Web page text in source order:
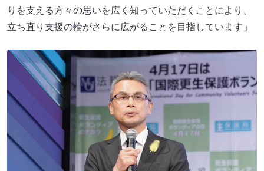
りを支える方々の思いを広く知っていただくことにより、
立ち直り支援の輪がさらに広がることを目指しています」